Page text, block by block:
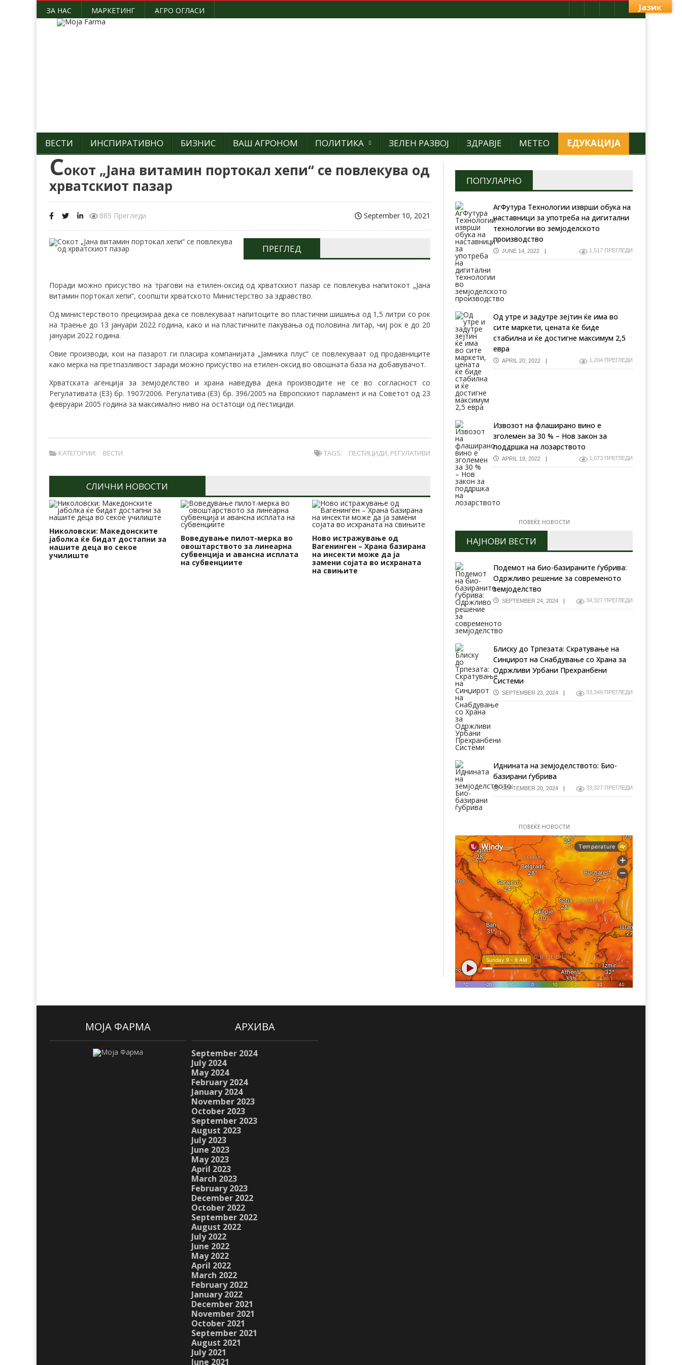
ЗА НАС МАРКЕТИНГ АГРО ОГЛАСИ
ВЕСТИ ИНСПИРАТИВНО БИЗНИС ВАШ АГРОНОМ ПОЛИТИКА ЗЕЛЕН РАЗВОЈ ЗДРАВЈЕ МЕТЕО ЕДУКАЦИЈА
Сокот „Јана витамин портокал хепи“ се повлекува од
хрватскиот пазар
885 Прегледи September 10, 2021
ПРЕГЛЕД
Поради можно присуство на трагови на етилен-оксид oд хрватскиот пазар се повлекува напитокот „Јана
витамин портокал хепи“, соопшти хрватското Министерство за здравство.
Од министерството прецизираа дека се повлекуваат напитоците во пластични шишиња од 1,5 литри со рок
на траење до 13 јануари 2022 година, како и на пластичните пакувања од половина литар, чиј рок е до 20
јануари 2022 година.
Овие производи, кои на пазарот ги пласира компанијата „Јамника плус“ се повлекуваат од продавниците
како мерка на претпазливост заради можно присуство на етилен-оксид во овошната база на добавувачот.
Хрватската агенција за земјоделство и храна наведува дека производите не се во согласност со
Регулативата (ЕЗ) бр. 1907/2006. Регулатива (ЕЗ) бр. 396/2005 на Европскиот парламент и на Советот од 23
февруари 2005 година за максимално ниво на остатоци од пестициди.
КАТЕГОРИИ: ВЕСТИ TAGS: ПЕСТИЦИДИ, РЕГУЛАТИВИ
СЛИЧНИ НОВОСТИ
Николовски: Македонските
јаболка ќе бидат достапни за
нашите деца во секое
училиште
Воведување пилот-мерка во
овоштарството за линеарна
субвенција и авансна исплата
на субвенциите
Ново истражување од
Вагенинген – Храна базирана
на инсекти може да ја
замени сојата во исхраната
на свињите
Продолжен рокот на
кризната енергетска состојба
за уште шест месеци –
Владата ги уверува
граѓаните дека соодветно ќе
реагира на секој предизвик
ПОПУЛАРНО
АгФутура Технологии изврши обука на
наставници за употреба на дигитални
технологии во земјоделското
производство
JUNE 14, 2022 1,517 ПРЕГЛЕДИ
Од утре и задутре зејтин ќе има во
сите маркети, цената ќе биде
стабилна и ќе достигне максимум 2,5
евра
APRIL 20, 2022 1,204 ПРЕГЛЕДИ
Извозот на флаширано вино е
зголемен за 30 % – Нов закон за
поддршка на лозарството
APRIL 19, 2022 1,073 ПРЕГЛЕДИ
ПОВЕЌЕ НОВОСТИ
НАЈНОВИ ВЕСТИ
Подемот на био-базираните ѓубрива:
Одржливо решение за современото
земјоделство
SEPTEMBER 24, 2024 34,327 ПРЕГЛЕДИ
Блиску до Трпезата: Скратување на
Синџирот на Снабдување со Храна за
Одржливи Урбани Прехранбени
Системи
SEPTEMBER 23, 2024 33,349 ПРЕГЛЕДИ
Иднината на земјоделството: Био-
базирани ѓубрива
SEPTEMBER 20, 2024 33,327 ПРЕГЛЕДИ
ПОВЕЌЕ НОВОСТИ
МОЈА ФАРМА АРХИВА
September 2024
July 2024
May 2024
February 2024
January 2024
November 2023
October 2023
September 2023
August 2023
July 2023
June 2023
May 2023
April 2023
March 2023
February 2023
December 2022
October 2022
September 2022
August 2022
July 2022
June 2022
May 2022
April 2022
March 2022
February 2022
January 2022
December 2021
November 2021
October 2021
September 2021
August 2021
July 2021
June 2021
Јазик